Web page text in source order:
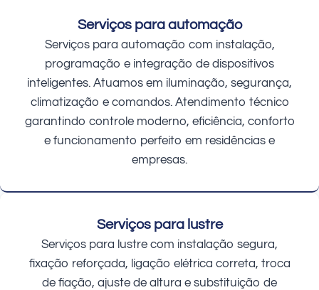
Serviços para automação
Serviços para automação com instalação,
programação e integração de dispositivos
inteligentes. Atuamos em iluminação, segurança,
climatização e comandos. Atendimento técnico
garantindo controle moderno, eficiência, conforto
e funcionamento perfeito em residências e
empresas.
Serviços para lustre
Serviços para lustre com instalação segura,
fixação reforçada, ligação elétrica correta, troca
de fiação, ajuste de altura e substituição de